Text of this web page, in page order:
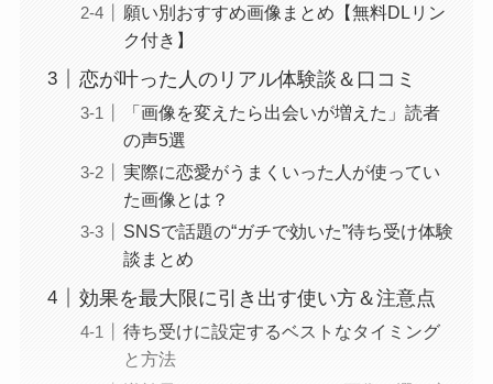
願い別おすすめ画像まとめ【無料DLリン
ク付き】
恋が叶った人のリアル体験談＆口コミ
「画像を変えたら出会いが増えた」読者
の声5選
実際に恋愛がうまくいった人が使ってい
た画像とは？
SNSで話題の“ガチで効いた”待ち受け体験
談まとめ
効果を最大限に引き出す使い方＆注意点
待ち受けに設定するベストなタイミング
と方法